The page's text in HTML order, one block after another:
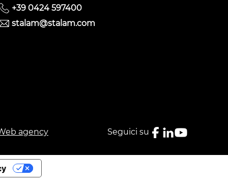
+39 0424 597400
stalam@stalam.com
agency Seguici su